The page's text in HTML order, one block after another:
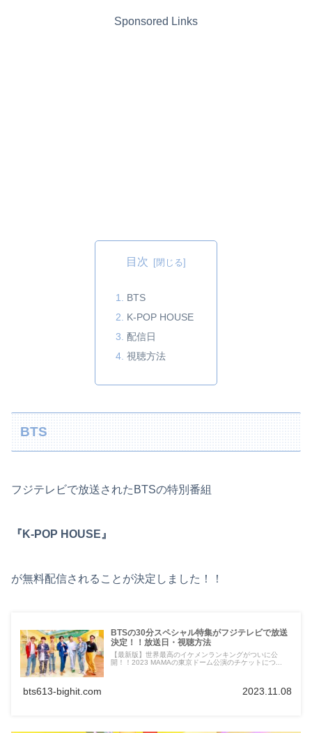
Sponsored Links
目次
BTS
K-POP HOUSE
配信日
視聴方法
BTS
フジテレビで放送されたBTSの特別番組
『K-POP HOUSE』
が無料配信されることが決定しました！！
BTSの30分スペシャル特集がフジテレビで放送
決定！！放送日・視聴方法
【最新版】世界最高のイケメンランキングがついに公
開！！2023 MAMAの東京ドーム公演のチケットにつ...
bts613-bighit.com 2023.11.08